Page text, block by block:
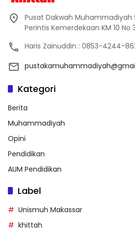
Pusat Dakwah Muhammadiyah
Perintis Kemerdekaan KM 10 No
Haris Zainuddin : 0853-4244-
Kategori
Berita
Muhammadiyah
Opini
Pendidikan
AUM Pendidikan
Label
Unismuh Makassar
khittah